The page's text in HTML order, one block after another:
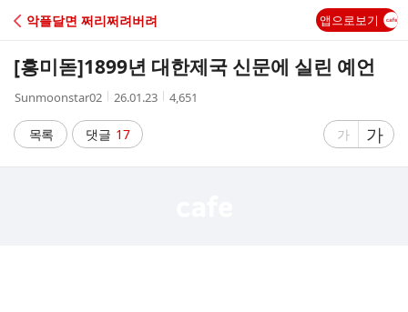
C
A
악플달면 쩌리쩌려버려 앱으로보기
[흥미돋]1899년 대한제국 신문에 실린 예언
작
자
Sunmoonstar02
작
시
간
26.01.23
조
4,651
목록 댓글 17
글
가
글
자
가